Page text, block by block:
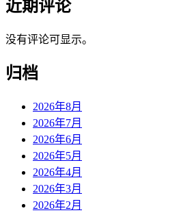
近期评论
没有评论可显示。
归档
2026年8月
2026年7月
2026年6月
2026年5月
2026年4月
2026年3月
2026年2月